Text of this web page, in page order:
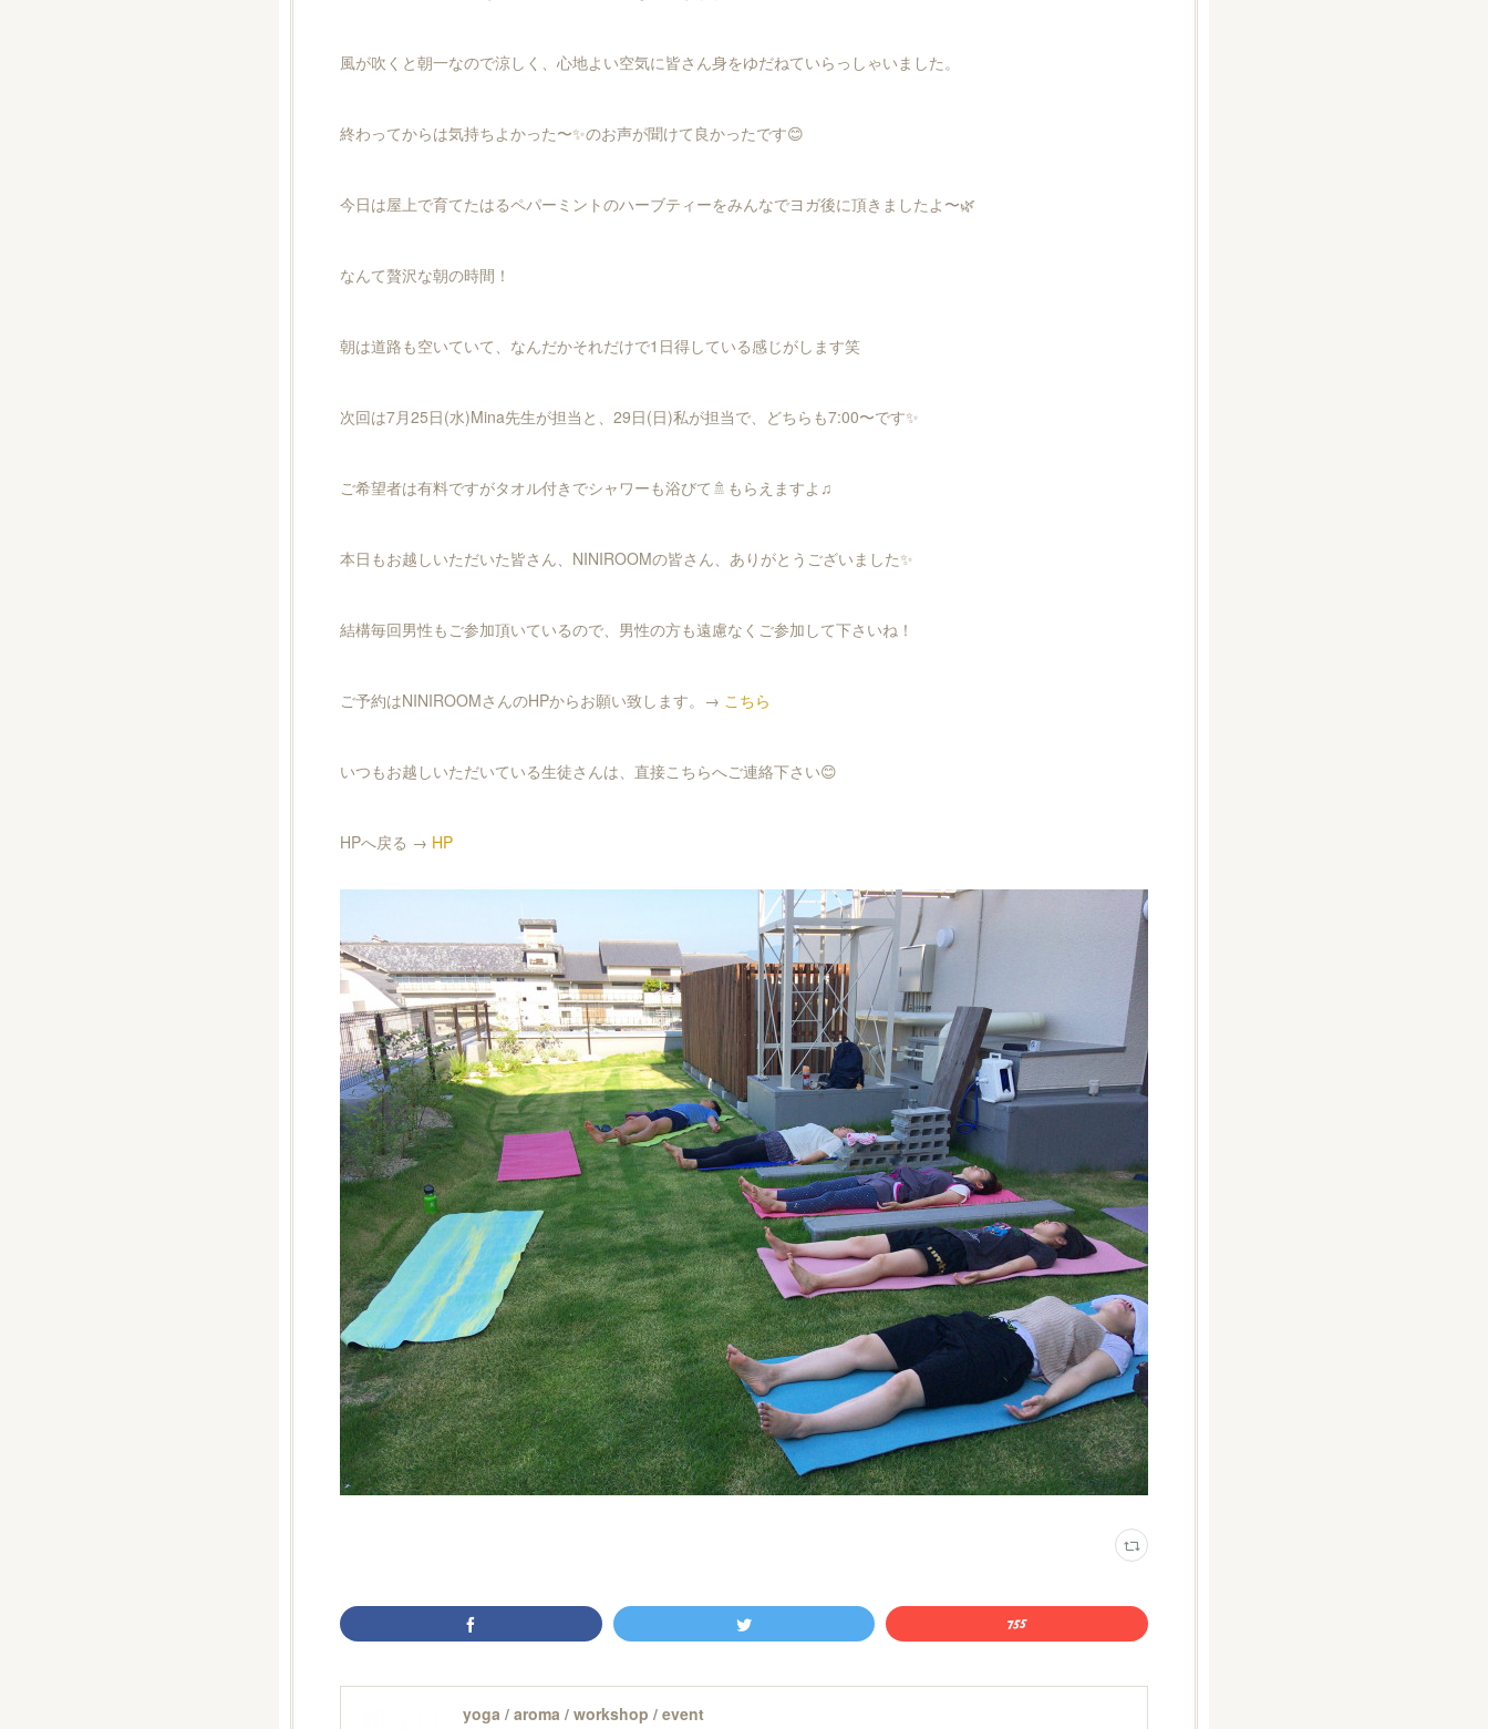
風が吹くと朝一なので涼しく、心地よい空気に皆さん身をゆだねていらっしゃいました。
終わってからは気持ちよかった〜✨のお声が聞けて良かったです😊
今日は屋上で育てたはるペパーミントのハーブティーをみんなでヨガ後に頂きましたよ〜🌿
なんて贅沢な朝の時間！
朝は道路も空いていて、なんだかそれだけで1日得している感じがします笑
次回は7月25日(水)Mina先生が担当と、29日(日)私が担当で、どちらも7:00〜です✨
ご希望者は有料ですがタオル付きでシャワーも浴びて🚿もらえますよ♫
本日もお越しいただいた皆さん、NINIROOMの皆さん、ありがとうございました✨
結構毎回男性もご参加頂いているので、男性の方も遠慮なくご参加して下さいね！
ご予約はNINIROOMさんのHPからお願い致します。→ こちら
いつもお越しいただいている生徒さんは、直接こちらへご連絡下さい😊
HPへ戻る → HP
yoga / aroma / workshop / event